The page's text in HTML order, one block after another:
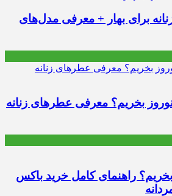
برای بهار + معرفی مدل‌های
بخریم؟ معرفی عطرهای زنانه
راهنمای کامل خرید باکس